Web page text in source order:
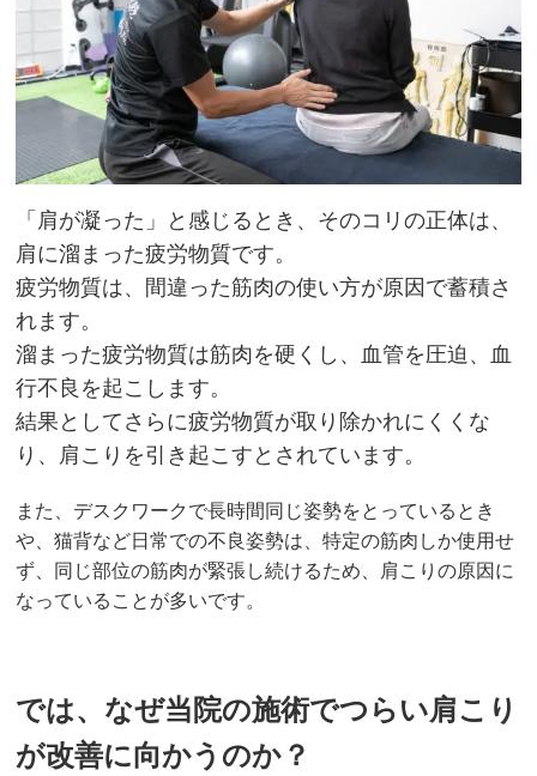
「肩が凝った」と感じるとき、そのコリの正体は、
肩に溜まった疲労物質です。
疲労物質は、間違った筋肉の使い方が原因で蓄積さ
れます。
溜まった疲労物質は筋肉を硬くし、血管を圧迫、血
行不良を起こします。
結果としてさらに疲労物質が取り除かれにくくな
り、肩こりを引き起こすとされています。
また、デスクワークで長時間同じ姿勢をとっているとき
や、猫背など日常での不良姿勢は、特定の筋肉しか使用せ
ず、同じ部位の筋肉が緊張し続けるため、肩こりの原因に
なっていることが多いです。
では、なぜ当院の施術でつらい肩こり
が改善に向かうのか？